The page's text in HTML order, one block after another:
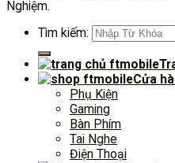
Nghiệm.
Tìm kiếm:
Cửa
Phụ Kiện
Gaming
Bàn Phím
Tai Nghe
Điện Thoại